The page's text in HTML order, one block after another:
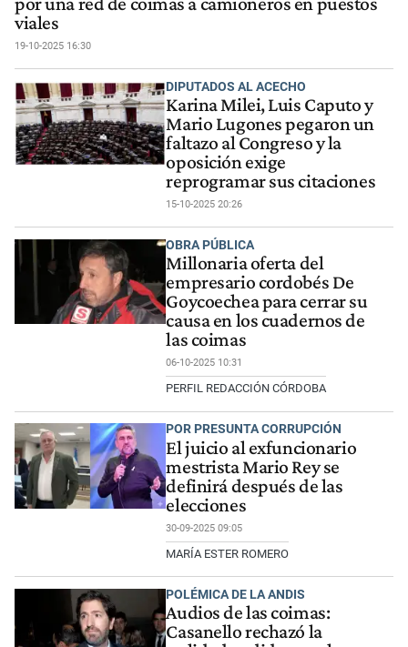
viales
19-10-2025 16:30
DIPUTADOS AL ACECHO
Karina Milei, Luis Caputo y
Mario Lugones pegaron un
faltazo al Congreso y la
oposición exige
reprogramar sus citaciones
15-10-2025 20:26
OBRA PÚBLICA
Millonaria oferta del
empresario cordobés De
Goycoechea para cerrar su
causa en los cuadernos de
las coimas
06-10-2025 10:31
PERFIL REDACCIÓN CÓRDOBA
POR PRESUNTA CORRUPCIÓN
El juicio al exfuncionario
mestrista Mario Rey se
definirá después de las
elecciones
30-09-2025 09:05
MARÍA ESTER ROMERO
POLÉMICA DE LA ANDIS
Audios de las coimas:
Casanello rechazó la